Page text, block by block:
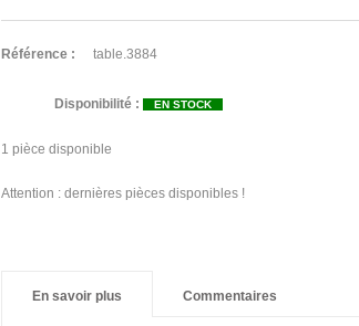
Référence : table.3884
Disponibilité : EN STOCK
1 pièce disponible
Attention : dernières pièces disponibles !
En savoir plus Commentaires